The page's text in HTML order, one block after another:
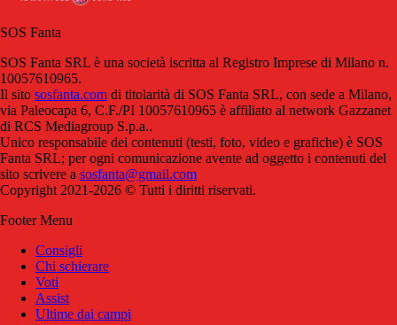
SOS Fanta
SOS Fanta SRL è una società iscritta al Registro Imprese di Milano n.
10057610965.
Il sito sosfanta.com di titolarità di SOS Fanta SRL, con sede a Milano,
via Paleocapa 6, C.F./PI 10057610965 è affiliato al network Gazzanet
di RCS Mediagroup S.p.a..
Unico responsabile dei contenuti (testi, foto, video e grafiche) è SOS
Fanta SRL; per ogni comunicazione avente ad oggetto i contenuti del
sito scrivere a sosfanta@gmail.com
Copyright 2021-2026 © Tutti i diritti riservati.
Footer Menu
Consigli
Chi schierare
Voti
Assist
Ultime dai campi